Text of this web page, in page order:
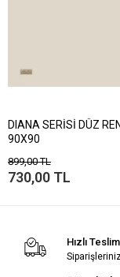
DIANA SERİSİ DÜZ
90X90
899,00 TL
730,00 TL
Hızlı